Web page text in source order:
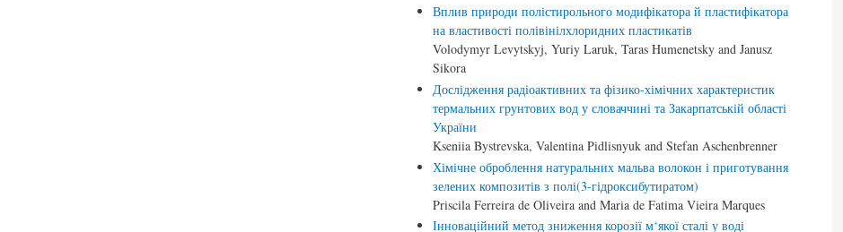
Вплив природи полістирольного модифікатора й пластифікатора
на властивості полівінілхлоридних пластикатів
Volodymyr Levytskyj, Yuriy Laruk, Taras Humenetsky and Janusz
Sikora
Дослідження радіоактивних та фізико-хімічних характеристик
термальних грунтових вод у словаччині та Закарпатській області
України
Kseniia Bystrevska, Valentina Pidlisnyuk and Stefan Aschenbrenner
Хімічне оброблення натуральних мальва волокон і приготування
зелених композитів з полі(3-гідроксибутиратом)
Priscila Ferreira de Oliveira and Maria de Fatima Vieira Marques
Інноваційний метод зниження корозії м‘якої сталі у воді